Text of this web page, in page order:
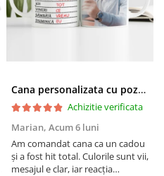
Cana personalizata cu poza si model Pensionare
Achizitie verificata
Marian, Acum 6 luni
Am comandat cana ca un cadou
și a fost hit total. Culorile sunt vii,
mesajul e clar, iar reacția